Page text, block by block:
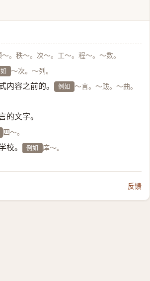
～。秩～。次～。工～。程～。～数。
～次。～列。
内容之前的。 例如 ～言。～跋。～曲。
的文字。
四～。
校。 例如 庠～。
反馈